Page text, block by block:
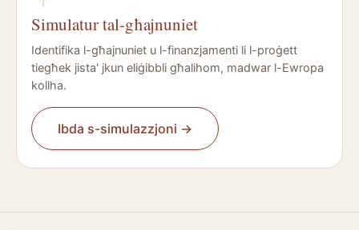
Simulatur tal-għajnuniet
Identifika l-għajnuniet u l-finanzjamenti li l-proġett
tiegħek jista' jkun eliġibbli għalihom, madwar l-Ewropa
kollha.
Ibda s-simulazzjoni →